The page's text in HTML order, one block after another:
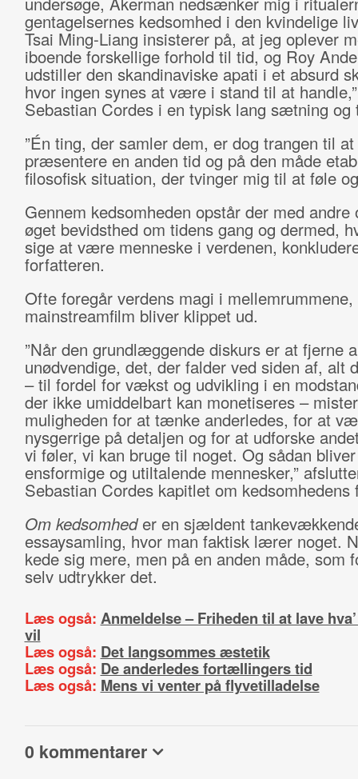
gentagelsernes kedsomhed i den kvindelige
Tsai Ming-Liang insisterer på, at jeg oplever
iboende forskellige forhold til tid, og Roy
udstiller den skandinaviske apati i et absurd
hvor ingen synes at være i stand til at
Sebastian Cordes i en typisk lang sætning og
”Én ting, der samler dem, er dog trangen til at
præsentere en anden tid og på den måde
filosofisk situation, der tvinger mig til at føle
Gennem kedsomheden opstår der med andre
øget bevidsthed om tidens gang og dermed,
sige at være menneske i verdenen,
forfatteren.
Ofte foregår verdens magi i
mainstreamfilm bliver klippet ud.
”Når den grundlæggende diskurs er at fjerne
unødvendige, det, der falder ved siden af, alt
– til fordel for vækst og udvikling i en
der ikke umiddelbart kan monetiseres –
muligheden for at tænke anderledes, for at
nysgerrige på detaljen og for at udforske
vi føler, vi kan bruge til noget. Og sådan
ensformige og utiltalende mennesker,”
Sebastian Cordes kapitlet om kedsomhedens
Om kedsomheder en sjældent
essaysamling, hvor man faktisk lærer noget.
kede sig mere, men på en anden måde, som
selv udtrykker det.
Læs også: Anmeldelse – Friheden til at lave
vil
Læs også: Det langsommes æstetik
Læs også: De anderledes fortællingers tid
Læs også: Mens vi venter på flyvetilladelse
0 kommentarer